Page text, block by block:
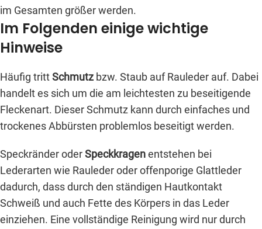
im Gesamten größer werden.
Im Folgenden einige wichtige
Hinweise
Häufig trittSchmutz bzw. Staub auf Rauleder auf. Dabei
handelt es sich um die am leichtesten zu beseitigende
Fleckenart. Dieser Schmutz kann durch einfaches und
trockenes Abbürsten problemlos beseitigt werden.
Speckränder oderSpeckkragenentstehen bei
Lederarten wie Rauleder oder offenporige Glattleder
dadurch, dass durch den ständigen Hautkontakt
Schweiß und auch Fette des Körpers in das Leder
einziehen. Eine vollständige Reinigung wird nur durch